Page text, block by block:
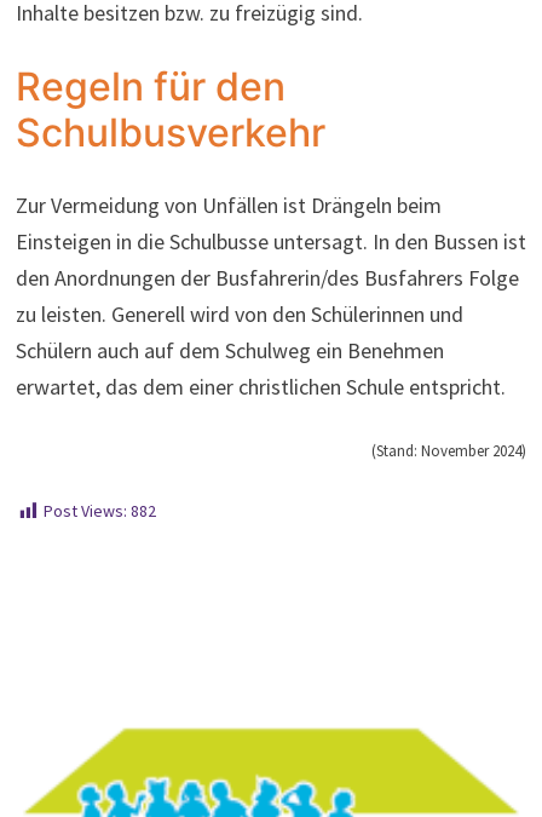
Inhalte besitzen bzw. zu freizügig sind.
Regeln für den
Schulbusverkehr
Zur Vermeidung von Unfällen ist Drängeln beim
Einsteigen in die Schulbusse untersagt. In den Bussen ist
den Anordnungen der Busfahrerin/des Busfahrers Folge
zu leisten. Generell wird von den Schülerinnen und
Schülern auch auf dem Schulweg ein Benehmen
erwartet, das dem einer christlichen Schule entspricht.
(Stand: November 2024)
Post Views: 882